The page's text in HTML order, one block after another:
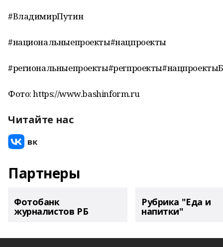
#ВладимирПутин
#национальныепроекты#нацпроекты
Фото: https://www.bashinform.ru
Читайте нас
Партнеры
Фотобанк
журналистов РБ
Рубрика "Еда и
напитки"